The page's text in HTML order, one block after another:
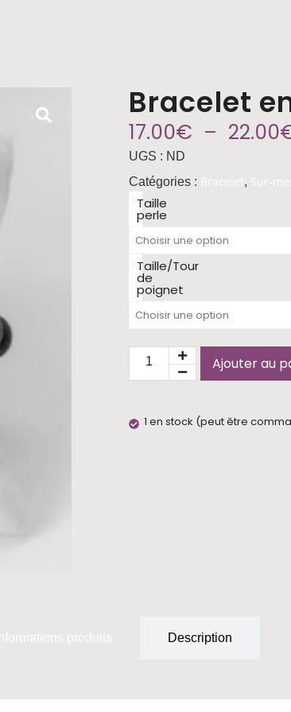
Bracelet
17.00€ – 22.00
UGS : ND
Catégories : Bracelet, Sur-
Taille
perle
Taille/Tour
de
poignet
Ajouter au
1 en stock (peut être
Informations produits Description